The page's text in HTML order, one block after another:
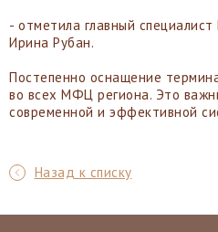
- отметила главный
Ирина Рубан.
Постепенно оснащение
во всех МФЦ региона. Это
современной и эффективной
Назад к списку